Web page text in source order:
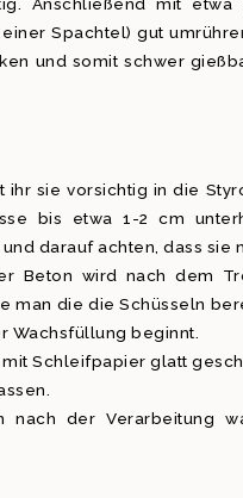
Spachtel) gut
und somit schwer
ihr sie vorsichtig in die
bis etwa 1-2 cm
darauf achten, dass sie
Beton wird nach dem
man die die Schüsseln
Wachsfüllung beginnt.
Schleifpapier glatt
nach der Verarbeitung